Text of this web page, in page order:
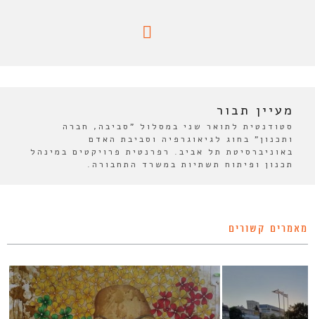
מעיין תבור
סטודנטית לתואר שני במסלול "סביבה, חברה
ותכנון" בחוג לגיאוגרפיה וסביבת האדם
באוניברסיטת תל אביב. רפרנטית פרויקטים במינהל
תכנון ופיתוח תשתיות במשרד התחבורה.
מאמרים קשורים